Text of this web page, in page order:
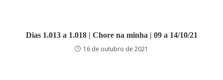
Dias 1.013 a 1.018 | Chore na minha | 09 a 14/10/21
16 de outubro de 2021